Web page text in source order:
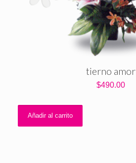
tierno amor
$490.00
Añadir al carrito